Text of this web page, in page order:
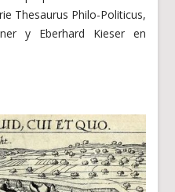
Thesaurus Philo-Politicus,
y Eberhard Kieser en